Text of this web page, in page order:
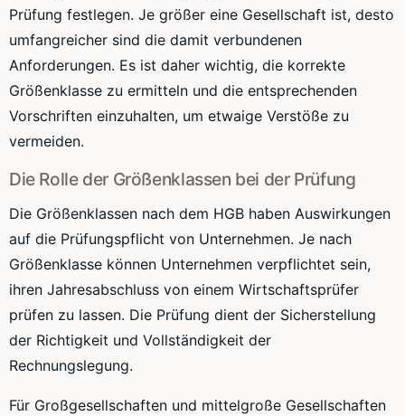
Prüfung festlegen. Je größer eine Gesellschaft ist, desto
umfangreicher sind die damit verbundenen
Anforderungen. Es ist daher wichtig, die korrekte
Größenklasse zu ermitteln und die entsprechenden
Vorschriften einzuhalten, um etwaige Verstöße zu
vermeiden.
Die Rolle der Größenklassen bei der Prüfung
Die Größenklassen nach dem HGB haben Auswirkungen
auf die Prüfungspflicht von Unternehmen. Je nach
Größenklasse können Unternehmen verpflichtet sein,
ihren Jahresabschluss von einem Wirtschaftsprüfer
prüfen zu lassen. Die Prüfung dient der Sicherstellung
der Richtigkeit und Vollständigkeit der
Rechnungslegung.
Für Großgesellschaften und mittelgroße Gesellschaften